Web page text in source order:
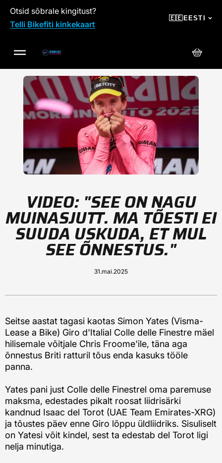
SKIP TO CONTENT
Otsid sõbrale kingitust?
Telli Bikefiti kinkekaart
🇪🇪EESTI
VIDEO: "SEE ON NAGU
MUINASJUTT. MA TÕESTI EI
SUUDA USKUDA, ET MUL
SEE ÕNNESTUS."
31.mai.2025
Seitse aastat tagasi kaotas Simon Yates (Visma-
Lease a Bike) Giro d'Italial Colle delle Finestre mäel
hilisemale võitjale Chris Froome'ile, täna aga
õnnestus Briti ratturil tõus enda kasuks tööle
panna.
Yates pani just Colle delle Finestrel oma paremuse
maksma, edestades pikalt roosat liidrisärki
kandnud Isaac del Torot (UAE Team Emirates-XRG)
ja tõustes päev enne Giro lõppu üldliidriks. Sisuliselt
on Yatesi võit kindel, sest ta edestab del Torot ligi
nelja minutiga.